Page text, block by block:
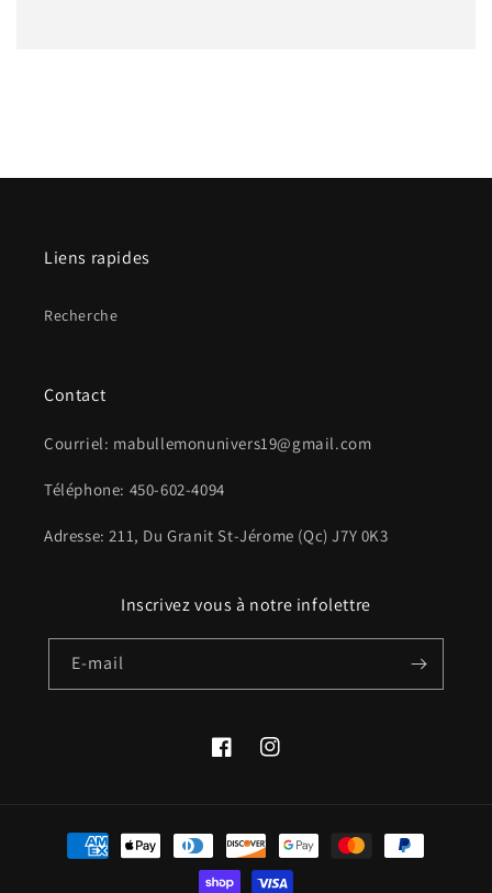
Liens rapides
Recherche
Contact
Courriel: mabullemonunivers19@gmail.com
Téléphone: 450-602-4094
Adresse: 211, Du Granit St-Jérome (Qc) J7Y 0K3
Inscrivez vous à notre infolettre
E-mail
FacebookInstagram
Moyens